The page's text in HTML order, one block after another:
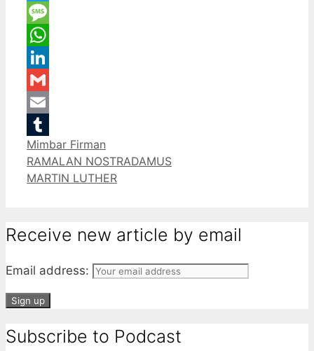
Twitter
Message
WhatsApp
LinkedIn
Gmail
Email
Tumblr
Categories
Mimbar Firman
RAMALAN NOSTRADAMUS
MARTIN LUTHER
Receive new article by email
Email address:
Subscribe to Podcast